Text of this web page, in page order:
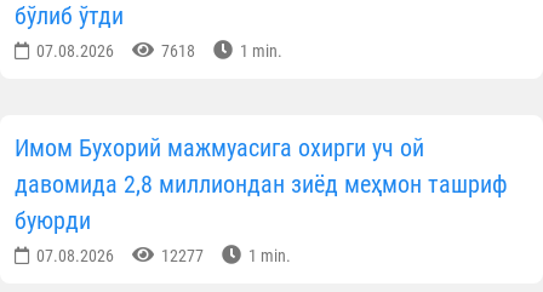
бўлиб ўтди
07.08.2026 7618 1 min.
Имом Бухорий мажмуасига охирги уч ой
давомида 2,8 миллиондан зиёд меҳмон ташриф
буюрди
07.08.2026 12277 1 min.